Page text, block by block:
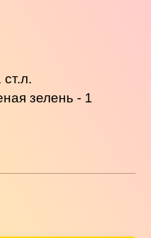
зелень - 1